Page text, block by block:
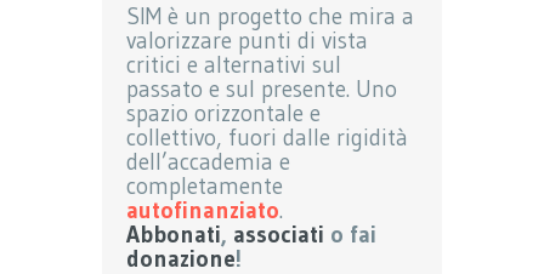
SIM è un progetto che mira a
valorizzare punti di vista
critici e alternativi sul
passato e sul presente. Uno
spazio orizzontale e
collettivo, fuori dalle rigidità
dell’accademia e
completamente
autofinanziato.
Abbonati, associati o fai
donazione!